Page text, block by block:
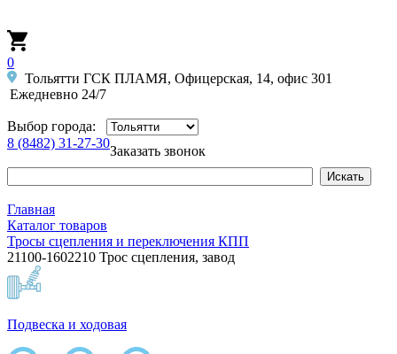
0
Тольятти ГСК ПЛАМЯ, Офицерская, 14, офис 301
Ежедневно 24/7
Выбор города:
8 (8482) 31-27-30
Заказать звонок
Главная
Каталог товаров
Тросы сцепления и переключения КПП
21100-1602210 Трос сцепления, завод
Подвеска и ходовая